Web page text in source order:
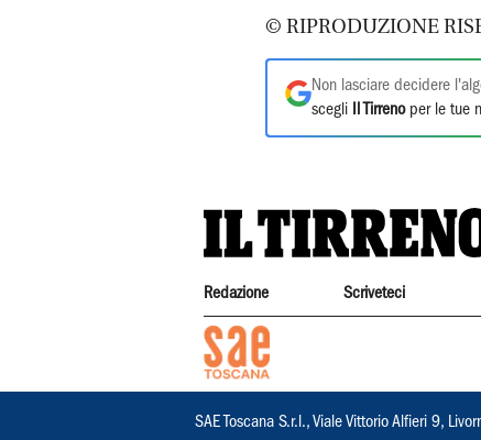
© RIPRODUZIONE
Non lasciare decidere
scegli
Il Tirrenoper le tue
Redazione Scriveteci
SAE Toscana S.r.l., Viale Vittorio Alfieri 9,